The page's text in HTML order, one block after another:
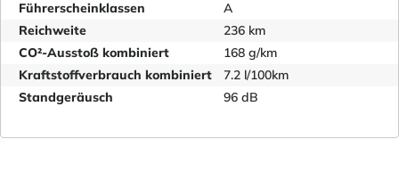
Führerscheinklassen
A
Reichweite
236 km
CO²-Ausstoß kombiniert
168 g/km
Kraftstoffverbrauch kombiniert
7.2 l/100km
Standgeräusch
96 dB